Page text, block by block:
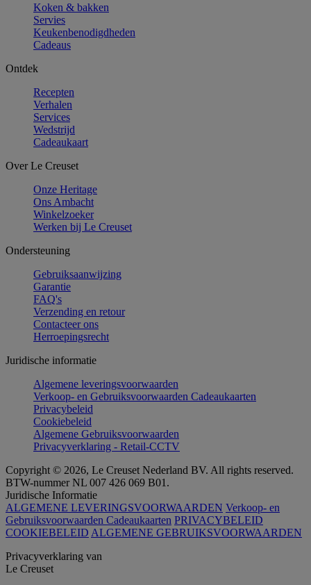
Koken & bakken
Servies
Keukenbenodigdheden
Cadeaus
Ontdek
Recepten
Verhalen
Services
Wedstrijd
Cadeaukaart
Over Le Creuset
Onze Heritage
Ons Ambacht
Winkelzoeker
Werken bij Le Creuset
Ondersteuning
Gebruiksaanwijzing
Garantie
FAQ's
Verzending en retour
Contacteer ons
Herroepingsrecht
Juridische informatie
Algemene leveringsvoorwaarden
Verkoop- en Gebruiksvoorwaarden Cadeaukaarten
Privacybeleid
Cookiebeleid
Algemene Gebruiksvoorwaarden
Privacyverklaring - Retail-CCTV
Copyright © 2026, Le Creuset Nederland BV. All rights reserved.
BTW-nummer NL 007 426 069 B01.
Juridische Informatie
ALGEMENE LEVERINGSVOORWAARDEN Verkoop- en
Gebruiksvoorwaarden Cadeaukaarten PRIVACYBELEID
COOKIEBELEID ALGEMENE GEBRUIKSVOORWAARDEN
Privacyverklaring van
Le Creuset